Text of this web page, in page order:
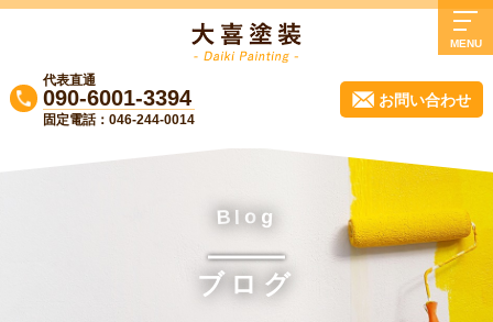
代表直通
090-6001-3394
固定電話：046-244-0014
お問い合わせ
MENU
大喜塗装について
業務内容
よくある質問
B l o g
ブログ